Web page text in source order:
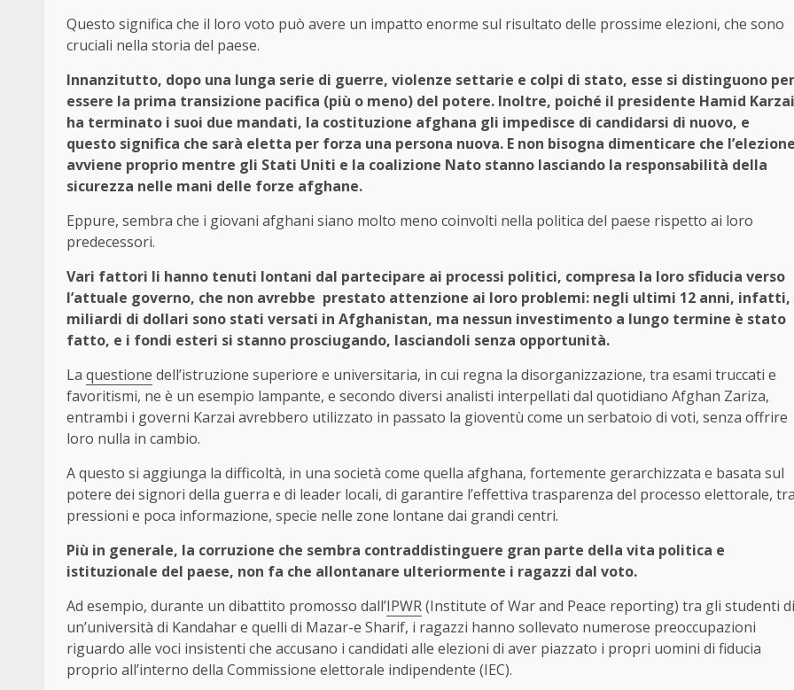
Questo significa che il loro voto può avere un impatto enorme sul risultato delle prossime elezioni, che sono
cruciali nella storia del paese.
Innanzitutto, dopo una lunga serie di guerre, violenze settarie e colpi di stato, esse si distinguono per
essere la prima transizione pacifica (più o meno) del potere. Inoltre, poiché il presidente Hamid Karzai
ha terminato i suoi due mandati, la costituzione afghana gli impedisce di candidarsi di nuovo, e
questo significa che sarà eletta per forza una persona nuova. E non bisogna dimenticare che
avviene proprio mentre gli Stati Uniti e la coalizione Nato stanno lasciando la responsabilità della
sicurezza nelle mani delle forze afghane.
Eppure, sembra che i giovani afghani siano molto meno coinvolti nella politica del paese rispetto ai loro
predecessori.
Vari fattori li hanno tenuti lontani dal partecipare ai processi politici, compresa la loro sfiducia verso
l’attuale governo, che non avrebbe prestato attenzione ai loro problemi: negli ultimi 12 anni, infatti,
miliardi di dollari sono stati versati in Afghanistan, ma nessun investimento a lungo termine è stato
fatto, e i fondi esteri si stanno prosciugando, lasciandoli senza opportunità.
La questione dell’istruzione superiore e universitaria, in cui regna la disorganizzazione, tra esami truccati e
favoritismi, ne è un esempio lampante, e secondo diversi analisti interpellati dal quotidiano Afghan Zariza,
entrambi i governi Karzai avrebbero utilizzato in passato la gioventù come un serbatoio di voti, senza offrire
loro nulla in cambio.
A questo si aggiunga la difficoltà, in una società come quella afghana, fortemente gerarchizzata e basata sul
potere dei signori della guerra e di leader locali, di garantire l’effettiva trasparenza del processo elettorale,
pressioni e poca informazione, specie nelle zone lontane dai grandi centri.
Più in generale, la corruzione che sembra contraddistinguere gran parte della vita politica e
istituzionale del paese, non fa che allontanare ulteriormente i ragazzi dal voto.
Ad esempio, durante un dibattito promosso dall’IPWR(Institute of War and Peace reporting) tra gli studenti di
un’università di Kandahar e quelli di Mazar-e Sharif, i ragazzi hanno sollevato numerose preoccupazioni
riguardo alle voci insistenti che accusano i candidati alle elezioni di aver piazzato i propri uomini di fiducia
proprio all’interno della Commissione elettorale indipendente (IEC).